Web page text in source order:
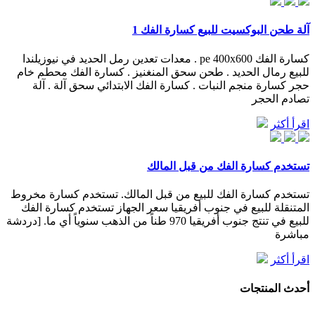
آلة طحن البوكسيت للبيع كسارة الفك 1
كسارة الفك pe 400x600 . معدات تعدين رمل الحديد في نيوزيلندا
للبيع رمال الحديد . طحن سحق المنغنيز . كسارة الفك محطم خام
حجر كسارة منجم النبات . كسارة الفك الابتدائي سحق آلة . آلة
تصادم الحجر
اقرأ أكثر
تستخدم كسارة الفك من قبل المالك
تستخدم كسارة الفك للبيع من قبل المالك. تستخدم كسارة مخروط
المتنقلة للبيع في جنوب أفريقيا سعر الجهاز تستخدم كسارة الفك
للبيع في تنتج جنوب أفريقيا 970 طناً من الذهب سنوياً أي ما. [دردشة
مباشرة
اقرأ أكثر
أحدث المنتجات